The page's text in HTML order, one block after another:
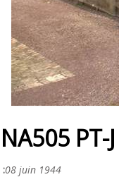
PT-J
:08 juin 1944